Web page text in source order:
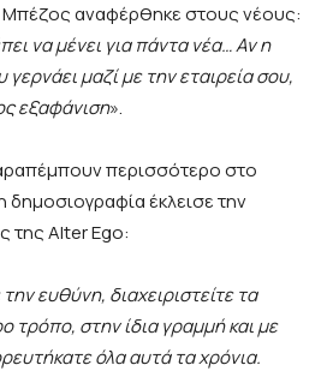
αναφέρθηκε στους νέους:
να μένει για πάντα νέα… Αν η
μαζί με την εταιρεία σου,
εξαφάνιση».
περισσότερο στο
έκλεισε την
τηςAlterEgo:
ευθύνη, διαχειριστείτε τα
τρόπο, στην ίδια γραμμή και με
όλα αυτά τα χρόνια.